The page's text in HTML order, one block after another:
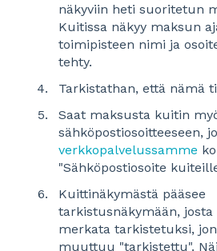
näkyviin heti suoritetun
Kuitissa näkyy maksun
toimipisteen nimi ja
tehty.
Tarkistathan, että nämä
Saat maksusta kuitin
sähköpostiosoitteeseen,
verkkopalvelussamme
"Sähköpostiosoite
Kuittinäkymästä pääsee
tarkistusnäkymään, josta
merkata tarkistetuksi,
muuttuu "tarkistettu".